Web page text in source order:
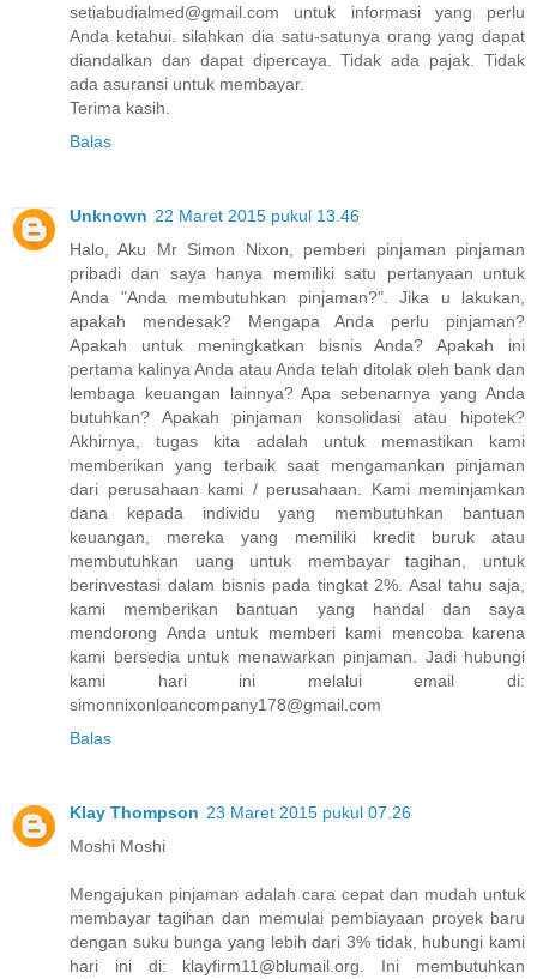
setiabudialmed@gmail.com untuk informasi yang perlu
Anda ketahui. silahkan dia satu-satunya orang yang dapat
diandalkan dan dapat dipercaya. Tidak ada pajak. Tidak
ada asuransi untuk membayar.
Terima kasih.
Balas
Unknown 22 Maret 2015 pukul 13.46
Halo, Aku Mr Simon Nixon, pemberi pinjaman pinjaman
pribadi dan saya hanya memiliki satu pertanyaan untuk
Anda "Anda membutuhkan pinjaman?". Jika u lakukan,
apakah mendesak? Mengapa Anda perlu pinjaman?
Apakah untuk meningkatkan bisnis Anda? Apakah ini
pertama kalinya Anda atau Anda telah ditolak oleh bank dan
lembaga keuangan lainnya? Apa sebenarnya yang Anda
butuhkan? Apakah pinjaman konsolidasi atau hipotek?
Akhirnya, tugas kita adalah untuk memastikan kami
memberikan yang terbaik saat mengamankan pinjaman
dari perusahaan kami / perusahaan. Kami meminjamkan
dana kepada individu yang membutuhkan bantuan
keuangan, mereka yang memiliki kredit buruk atau
membutuhkan uang untuk membayar tagihan, untuk
berinvestasi dalam bisnis pada tingkat 2%. Asal tahu saja,
kami memberikan bantuan yang handal dan saya
mendorong Anda untuk memberi kami mencoba karena
kami bersedia untuk menawarkan pinjaman. Jadi hubungi
kami hari ini melalui email di:
simonnixonloancompany178@gmail.com
Balas
Klay Thompson 23 Maret 2015 pukul 07.26
Moshi Moshi
Mengajukan pinjaman adalah cara cepat dan mudah untuk
membayar tagihan dan memulai pembiayaan proyek baru
dengan suku bunga yang lebih dari 3% tidak, hubungi kami
hari ini di: klayfirm11@blumail.org. Ini membutuhkan